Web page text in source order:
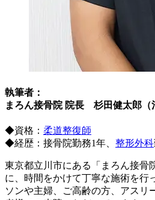
執筆者：
まろん接骨院 院長 杉田健太郎（
◆資格： 柔道整復師
◆経歴：接骨院勤務1年、 整形外科
東京都立川市にある「まろん接骨
に、時間をかけて丁寧な施術を行
ソンや主婦、ご高齢の方、アスリ